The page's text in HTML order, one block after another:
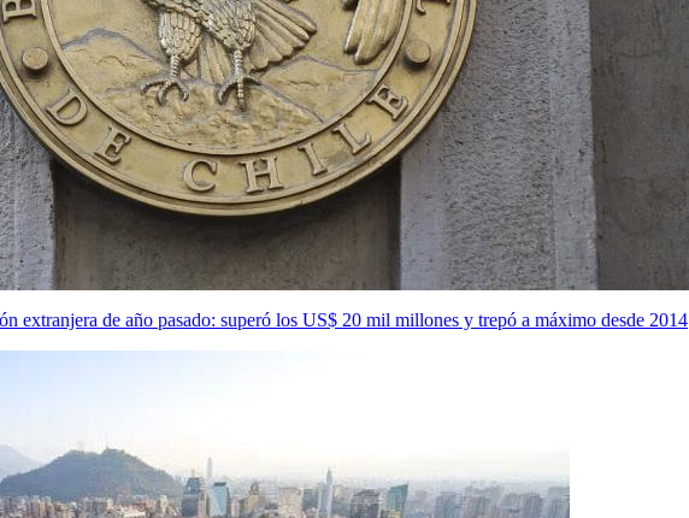
extranjera de año pasado: superó los US$ 20 mil millones y trepó a máximo desde 2014